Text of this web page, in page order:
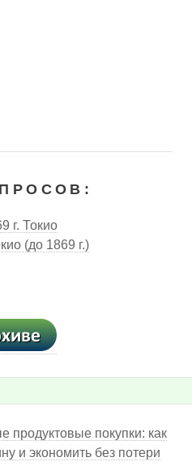
г. Токио
(до 1869 г.)
продуктовые покупки: как
и экономить без потери